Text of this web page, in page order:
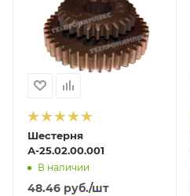
Шестерня
А-25.02.00.001
В наличии
48.46 руб./шт